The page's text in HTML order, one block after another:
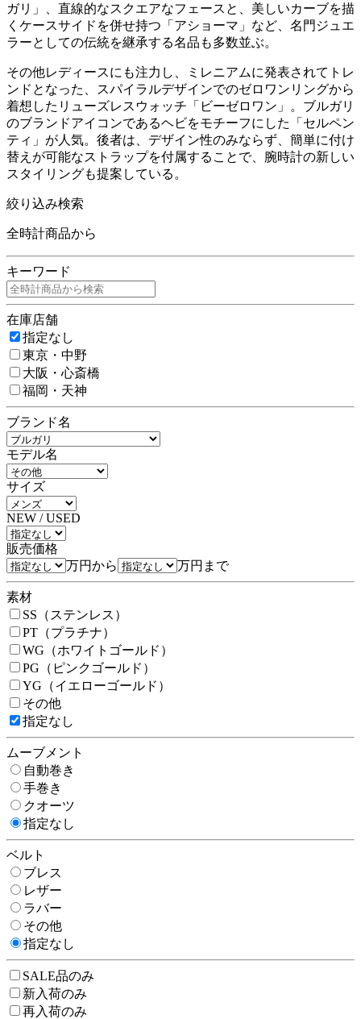
ガリ」、直線的なスクエアなフェースと、美しいカーブを描
くケースサイドを併せ持つ「アショーマ」など、名門ジュエ
ラーとしての伝統を継承する名品も多数並ぶ。
その他レディースにも注力し、ミレニアムに発表されてトレ
ンドとなった、スパイラルデザインでのゼロワンリングから
着想したリューズレスウォッチ「ビーゼロワン」。ブルガリ
のブランドアイコンであるヘビをモチーフにした「セルペン
ティ」が人気。後者は、デザイン性のみならず、簡単に付け
替えが可能なストラップを付属することで、腕時計の新しい
スタイリングも提案している。
絞り込み検索
全時計商品から
キーワード
在庫店舗
指定なし
東京・中野
大阪・心斎橋
福岡・天神
ブランド名
モデル名
サイズ
NEW / USED
販売価格
万円から
万円まで
素材
SS（ステンレス）
PT（プラチナ）
WG（ホワイトゴールド）
PG（ピンクゴールド）
YG（イエローゴールド）
その他
指定なし
ムーブメント
自動巻き
手巻き
クオーツ
指定なし
ベルト
ブレス
レザー
ラバー
その他
指定なし
SALE品のみ
新入荷のみ
再入荷のみ